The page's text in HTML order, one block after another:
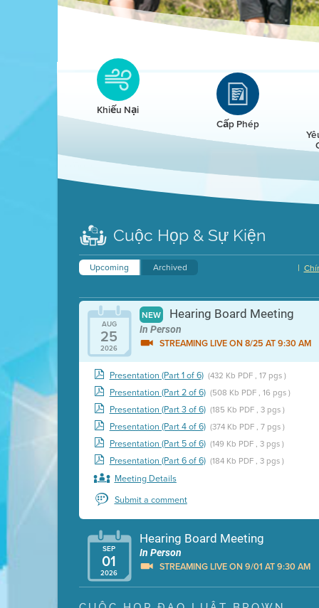
Clean HEET
Clean HEET helps homeowners remove and/or
replace wood-burning devices with electric
heat pumps.
Khiếu Nại
Cấp Phép
Cuộc Họp & Sự Kiện
Upcoming Archived |
AUG
25
2026
NEW Hearing Board Meeting
In Person
STREAMING LIVE ON 8/25 AT 9:30 AM
Presentation (Part 1 of 6) (432 Kb PDF , 17 pgs )
Presentation (Part 2 of 6) (508 Kb PDF , 16 pgs )
Presentation (Part 3 of 6) (185 Kb PDF , 3 pgs )
Presentation (Part 4 of 6) (374 Kb PDF , 7 pgs )
Presentation (Part 5 of 6) (149 Kb PDF , 3 pgs )
Presentation (Part 6 of 6) (184 Kb PDF , 3 pgs )
Meeting Details
Submit a comment
SEP
01
2026
Hearing Board Meeting
In Person
STREAMING LIVE ON 9/01 AT 9:30 AM
Presentation (Part 1 of 3) (5 Mb PDF , 87 pgs )